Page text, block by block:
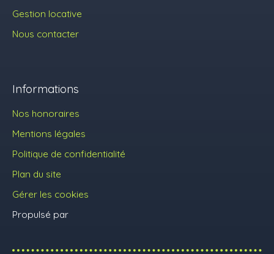
Gestion locative
Nous contacter
Informations
Nos honoraires
Mentions légales
Politique de confidentialité
Plan du site
Gérer les cookies
Propulsé par